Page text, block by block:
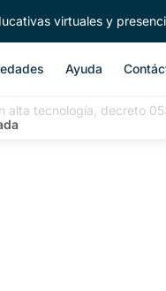
virtuales y
Ayuda
alta tecnología, decreto